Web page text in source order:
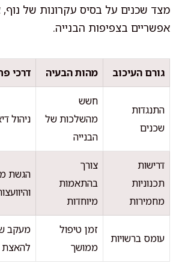
מצד שכנים על בסיס עקרונות של נוף,
אפשריים בצפיפות הבנייה.
גורם העיכוב מהות הבעיה דרכי
התנגדות
שכנים
חשש
מהשלכות של
הבנייה
ניהול
דרישות
תכנוניות
מחמירות
צורך
בהתאמות
מיוחדות
הגשת
עומס ברשויות
זמן טיפול
ממושך
מעקב
להאצת